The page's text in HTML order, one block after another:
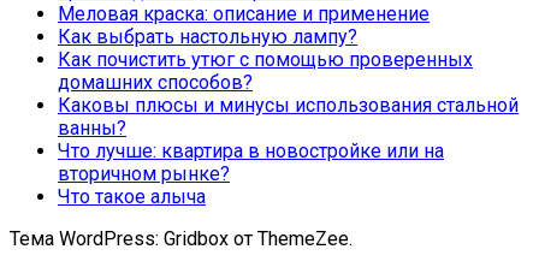
Меловая краска: описание и применение
Как выбрать настольную лампу?
Как почистить утюг с помощью проверенных
домашних способов?
Каковы плюсы и минусы использования стальной
ванны?
Что лучше: квартира в новостройке или на
вторичном рынке?
Что такое алыча
Тема WordPress: Gridbox от ThemeZee.